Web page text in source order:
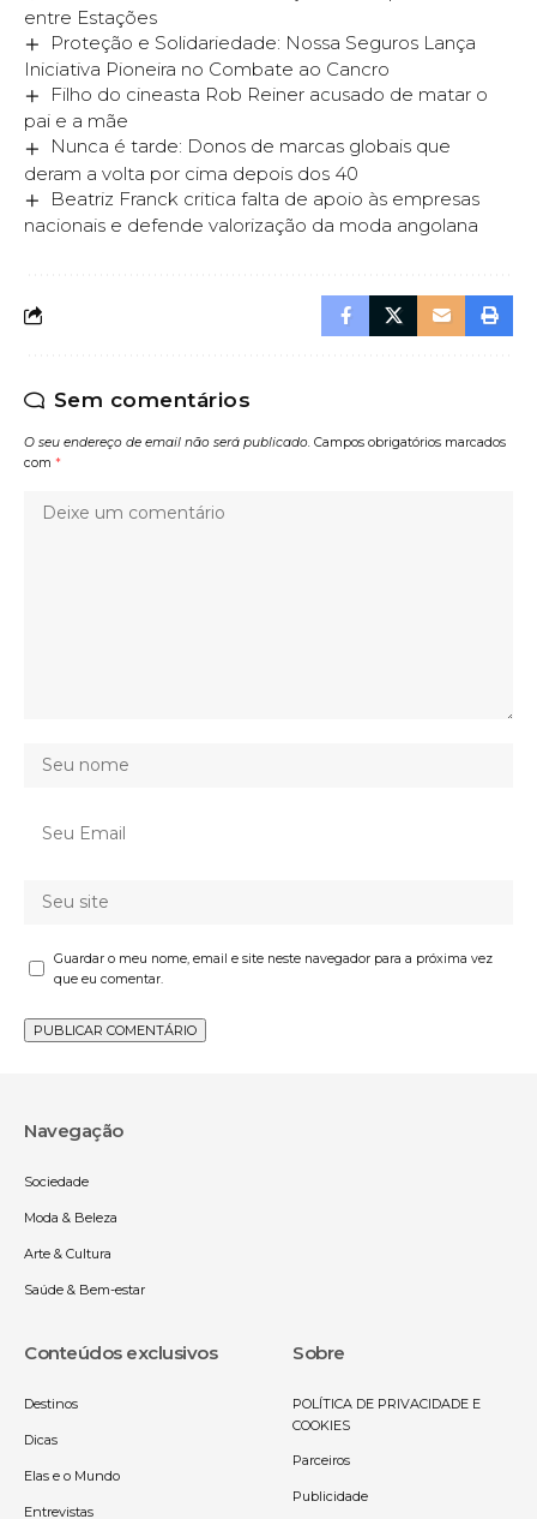
entre Estações
Proteção e Solidariedade: Nossa Seguros Lança
Iniciativa Pioneira no Combate ao Cancro
Filho do cineasta Rob Reiner acusado de matar o
pai e a mãe
Nunca é tarde: Donos de marcas globais que
deram a volta por cima depois dos 40
Beatriz Franck critica falta de apoio às empresas
nacionais e defende valorização da moda angolana
Sem comentários
O seu endereço de email não será publicado. Campos obrigatórios marcados
com *
Guardar o meu nome, email e site neste navegador para a próxima vez
que eu comentar.
Navegação
Sociedade
Moda & Beleza
Arte & Cultura
Saúde & Bem-estar
Conteúdos exclusivos
Destinos
Dicas
Elas e o Mundo
Entrevistas
Sobre
POLÍTICA DE PRIVACIDADE E
COOKIES
Parceiros
Publicidade